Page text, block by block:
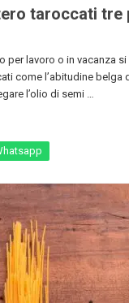
taroccati
per lavoro o in vacanza
come l’abitudine belga
l’olio di semi …